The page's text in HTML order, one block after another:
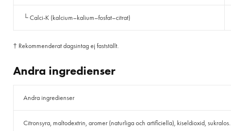
└ Calci-K (kalcium–kalium–fosfat–citrat)
† Rekommenderat dagsintag ej fastställt.
Andra ingredienser
Andra ingredienser
Citronsyra, maltodextrin, aromer (naturliga och artificiella), kiseldioxid, sukralos.